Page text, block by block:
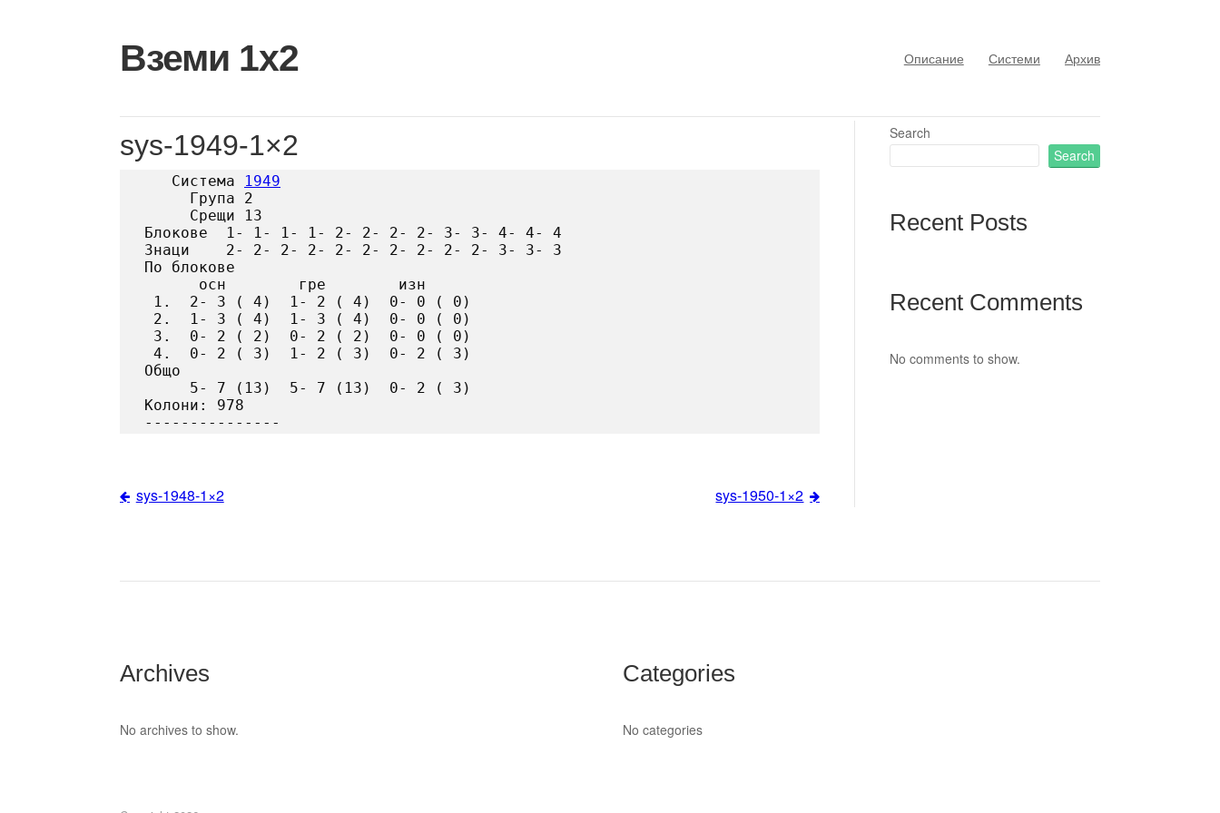
content
Вземи 1х2 Описание Системи Архив
sys-1949-1×2
   Система
1949
     Група 2
     Срещи 13
Блокове  1- 1- 1- 1- 2- 2- 2- 2- 3- 3- 4- 4- 4
Знаци    2- 2- 2- 2- 2- 2- 2- 2- 2- 2- 3- 3- 3
По блокове
      осн        гре        изн
1.  2- 3 ( 4)  1- 2 ( 4)  0- 0 ( 0)
2.  1- 3 ( 4)  1- 3 ( 4)  0- 0 ( 0)
3.  0- 2 ( 2)  0- 2 ( 2)  0- 0 ( 0)
4.  0- 2 ( 3)  1- 2 ( 3)  0- 2 ( 3)
Общо
     5- 7 (13)  5- 7 (13)  0- 2 ( 3)
Колони: 978
Post
sys-1948-1×2 sys-1950-1×2
Search
Search
Recent Posts
Recent Comments
No comments to show.
Archives
No archives to show.
Categories
No categories